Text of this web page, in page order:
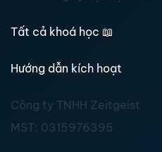
Tất cả khoá học 📖
Hướng dẫn kích hoạt
Công ty TNHH Zeitgeist
MST: 0315976395